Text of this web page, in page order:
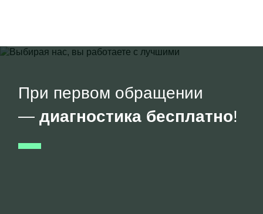
При первом обращении
— диагностика бесплатно!